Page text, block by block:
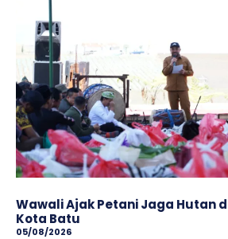
Wawali Ajak Petani Jaga Hutan
Kota Batu
05/08/2026